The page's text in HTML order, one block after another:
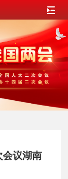
会议湖南